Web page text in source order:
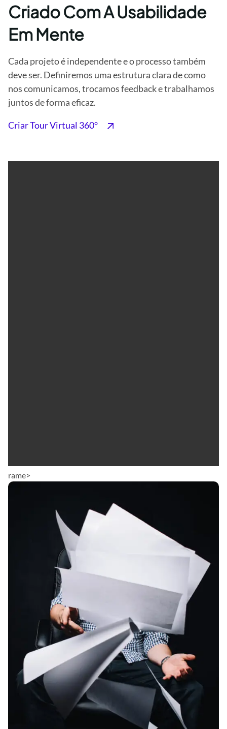
Criado Com A Usabilidade
Em Mente
Cada projeto é independente e o processo também
deve ser. Definiremos uma estrutura clara de como
nos comunicamos, trocamos feedback e trabalhamos
juntos de forma eficaz.
Criar Tour Virtual 360°
rame>